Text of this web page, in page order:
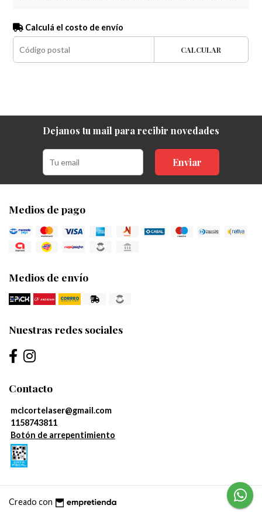
Calculá el costo de envío
CALCULAR
Dejanos tu mail para recibir novedades
Enviar
Medios de pago
Medios de envío
Nuestras redes sociales
Contacto
mclcortelaser@gmail.com
1158743811
Botón de arrepentimiento
Creado con